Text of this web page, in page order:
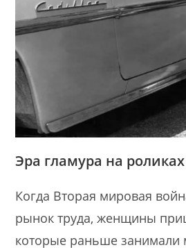
Эра гламура на роликах
Когда Вторая мировая
рынок труда, женщины
которые раньше занимали